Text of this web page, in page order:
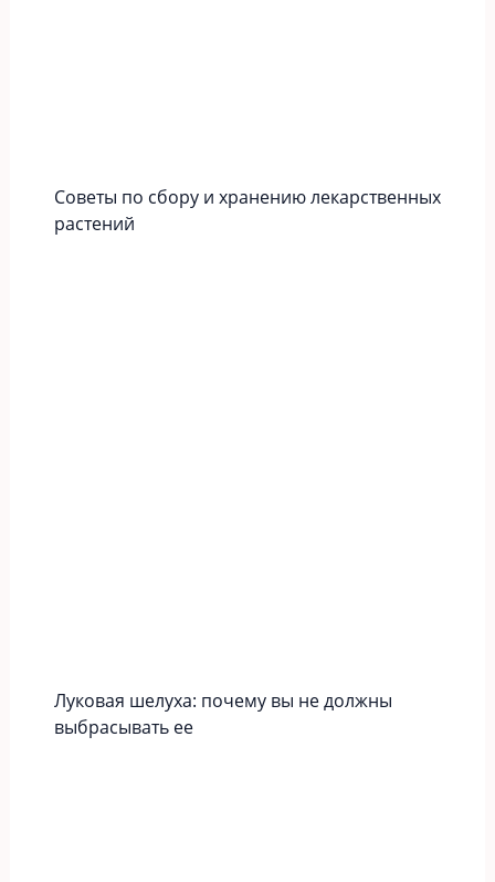
Советы по сбору и хранению лекарственных
растений
Луковая шелуха: почему вы не должны
выбрасывать ее